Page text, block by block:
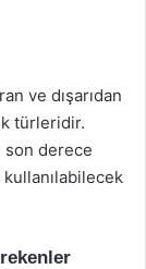
ve dışarıdan
türleridir.
son derece